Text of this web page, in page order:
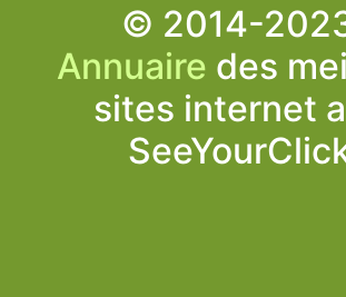
© 2014-2023
Annuaire des
sites internet